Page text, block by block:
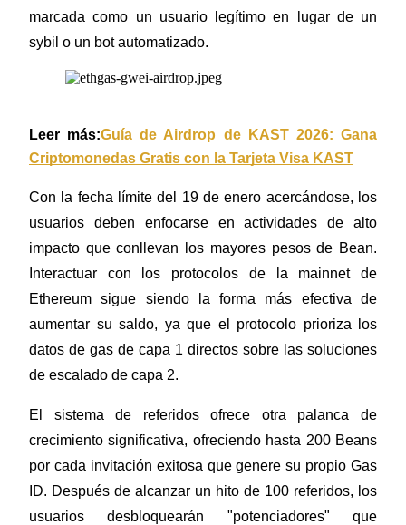
Power Piggy
Staking
marcada como un usuario legítimo en lugar de un
sybil o un bot automatizado.
Leer más:Guía de Airdrop de KAST 2026: Gana
Criptomonedas Gratis con la Tarjeta Visa KAST
Con la fecha límite del 19 de enero acercándose, los
usuarios deben enfocarse en actividades de alto
impacto que conllevan los mayores pesos de Bean.
Interactuar con los protocolos de la mainnet de
Ethereum sigue siendo la forma más efectiva de
aumentar su saldo, ya que el protocolo prioriza los
datos de gas de capa 1 directos sobre las soluciones
de escalado de capa 2.
El sistema de referidos ofrece otra palanca de
crecimiento significativa, ofreciendo hasta 200 Beans
por cada invitación exitosa que genere su propio Gas
ID. Después de alcanzar un hito de 100 referidos, los
usuarios desbloquearán "potenciadores" que